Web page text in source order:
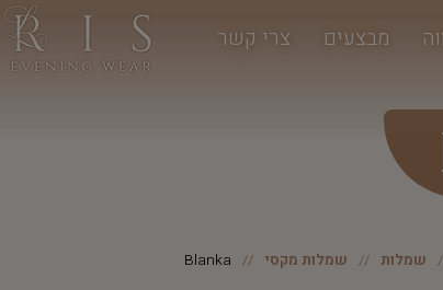
מבצעים צרי קשר
שמלות שמלות מקסי Blanka